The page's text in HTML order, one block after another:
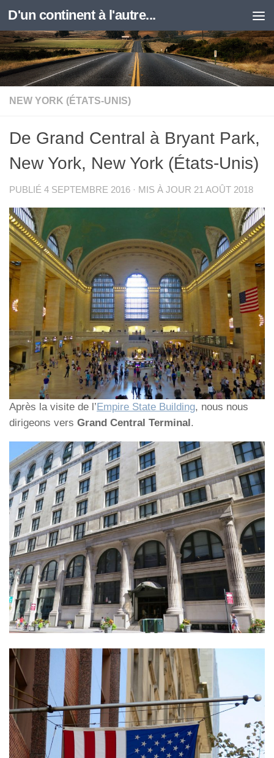
Skip to content
D'un continent à l'autre...
NEW YORK (ÉTATS-UNIS)
De Grand Central à Bryant Park,
New York, New York (États-Unis)
PUBLIÉ 4 SEPTEMBRE 2016 · MIS À JOUR 21 AOÛT 2018
Après la visite de l’Empire State Building, nous nous
dirigeons vers Grand Central Terminal.